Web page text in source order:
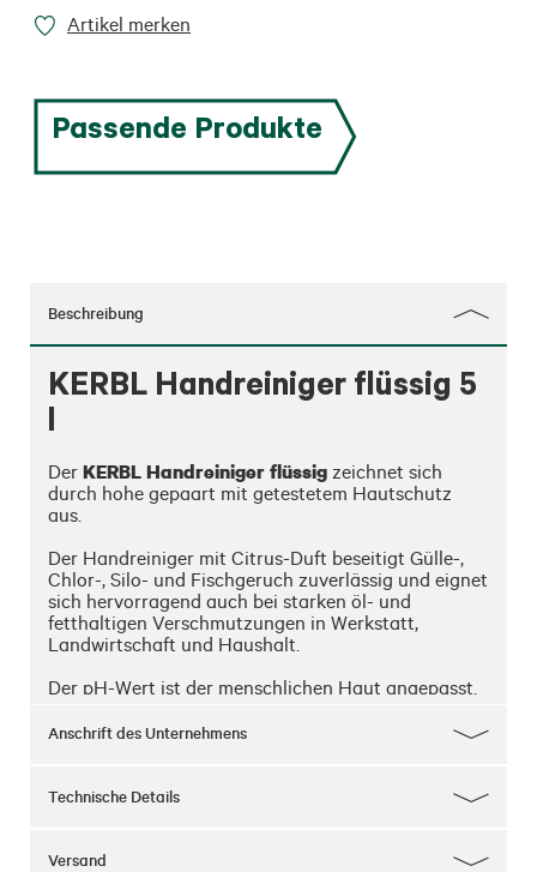
Artikel merken
Passende Produkte
Beschreibung
KERBL Handreiniger flüssig 5
l
Der KERBL Handreiniger flüssig zeichnet sich
durch hohe gepaart mit getestetem Hautschutz
aus.
Der Handreiniger mit Citrus-Duft beseitigt Gülle-,
Chlor-, Silo- und Fischgeruch zuverlässig und eignet
sich hervorragend auch bei starken öl- und
fetthaltigen Verschmutzungen in Werkstatt,
Landwirtschaft und Haushalt.
Der pH-Wert ist der menschlichen Haut angepasst.
Anschrift des Unternehmens
Technische Details
Versand